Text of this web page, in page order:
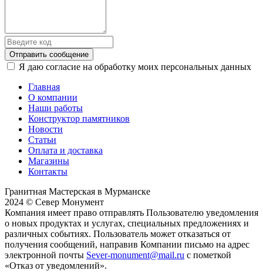
Отправить сообщение
Я даю согласие на обработку моих персональных данных
Главная
О компании
Наши работы
Конструктор памятников
Новости
Статьи
Оплата и доставка
Магазины
Контакты
Гранитная Мастерская в Мурманске
2024 © Север Монумент
Компания имеет право отправлять Пользователю уведомления
о новых продуктах и услугах, специальных предложениях и
различных событиях. Пользователь может отказаться от
получения сообщений, направив Компании письмо на адрес
электронной почты Sever-monument@mail.ru с пометкой
«Отказ от уведомлений».